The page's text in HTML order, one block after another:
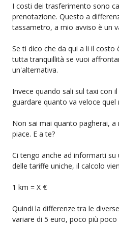
I costi dei trasferimento sono
prenotazione. Questo a
tassametro, a mio avviso è un
Se ti dico che da qui a li il costo
tutta tranquillità se vuoi
un'alternativa.
Invece quando sali sul taxi con
guardare quanto va veloce quel
Non sai mai quanto pagherai,
piace. E a te?
Ci tengo anche ad informarti
delle tariffe uniche, il calcolo
1 km = X €
Quindi la differenze tra le
variare di 5 euro, poco più poco